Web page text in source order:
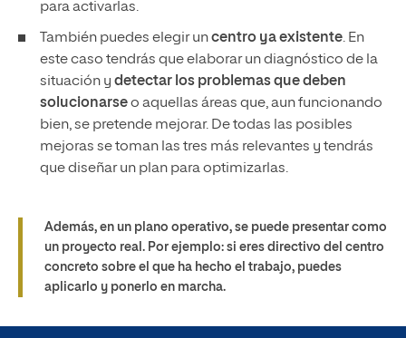
para activarlas.
También puedes elegir uncentro ya existente. En
este caso tendrás que elaborar un diagnóstico de la
situación y detectar los problemas que deben
solucionarseo aquellas áreas que, aun funcionando
bien, se pretende mejorar. De todas las posibles
mejoras se toman las tres más relevantes y tendrás
que diseñar un plan para optimizarlas.
Además, en un plano operativo, se puede presentar como
un proyecto real. Por ejemplo: si eres directivo del centro
concreto sobre el que ha hecho el trabajo, puedes
aplicarlo y ponerlo en marcha.